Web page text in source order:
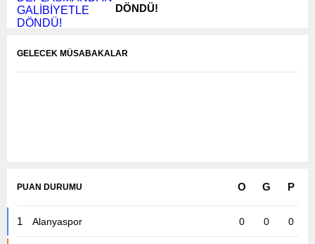
DÖNDÜ!
GELECEK MÜSABAKALAR
PUAN DURUMU O G P
1 Alanyaspor 0 0 0